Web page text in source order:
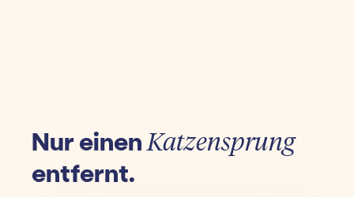
Nur einenKatzensprung
entfernt.